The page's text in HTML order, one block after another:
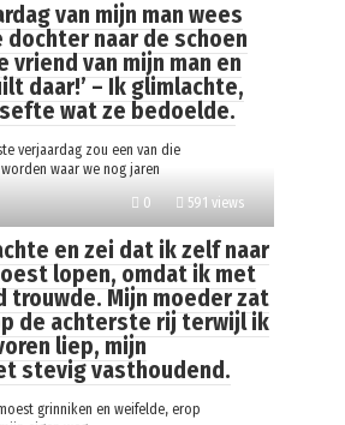
van mijn man wees
naar de schoen
vriend van mijn man en
daar!’ – Ik glimlachte,
wat ze bedoelde.
verjaardag zou een van die
waar we nog jaren
0 591 views
en zei dat ik zelf naar
lopen, omdat ik met
trouwde. Mijn moeder zat
de achterste rij terwijl ik
liep, mijn
stevig vasthoudend.
grinniken en weifelde, erop